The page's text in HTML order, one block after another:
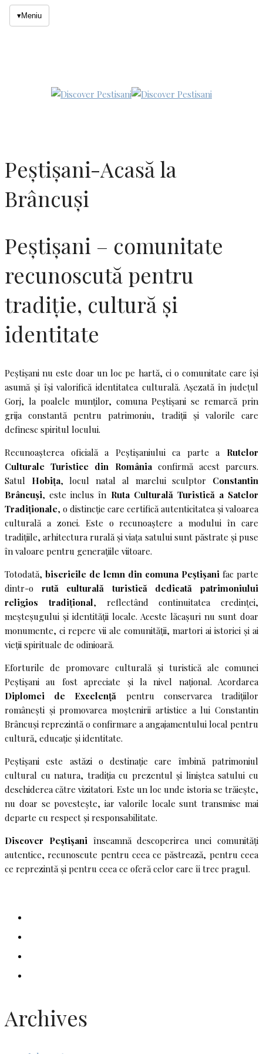
▾Meniu
Peștișani-Acasă la
Brâncuși
Peștișani – comunitate
recunoscută pentru
tradiție, cultură și
identitate
Peștișani nu este doar un loc pe hartă, ci o comunitate care își
asumă și își valorifică identitatea culturală. Așezată în județul
Gorj, la poalele munților, comuna Peștișani se remarcă prin
grija constantă pentru patrimoniu, tradiții și valorile care
definesc spiritul locului.
Recunoașterea oficială a Peștișaniului ca parte a Rutelor
Culturale Turistice din Româniaconfirmă acest parcurs.
Satul Hobița, locul natal al marelui sculptor Constantin
Brâncuși, este inclus în Ruta Culturală Turistică a Satelor
Tradiționale, o distincție care certifică autenticitatea și valoarea
culturală a zonei. Este o recunoaștere a modului în care
tradițiile, arhitectura rurală și viața satului sunt păstrate și puse
în valoare pentru generațiile viitoare.
Totodată, bisericile de lemn din comuna Peștișani fac parte
dintr-o rută culturală turistică dedicată patrimoniului
religios tradițional, reflectând continuitatea credinței,
meșteșugului și identității locale. Aceste lăcașuri nu sunt doar
monumente, ci repere vii ale comunității, martori ai istoriei și ai
vieții spirituale de odinioară.
Eforturile de promovare culturală și turistică ale comunei
Peștișani au fost apreciate și la nivel național. Acordarea
Diplomei de Excelență pentru conservarea tradițiilor
românești și promovarea moștenirii artistice a lui Constantin
Brâncuși reprezintă o confirmare a angajamentului local pentru
cultură, educație și identitate.
Peștișani este astăzi o destinație care îmbină patrimoniul
cultural cu natura, tradiția cu prezentul și liniștea satului cu
deschiderea către vizitatori. Este un loc unde istoria se trăiește,
nu doar se povestește, iar valorile locale sunt transmise mai
departe cu respect și responsabilitate.
Discover Peștișani înseamnă descoperirea unei comunități
autentice, recunoscute pentru ceea ce păstrează, pentru ceea
ce reprezintă și pentru ceea ce oferă celor care îi trec pragul.
Archives